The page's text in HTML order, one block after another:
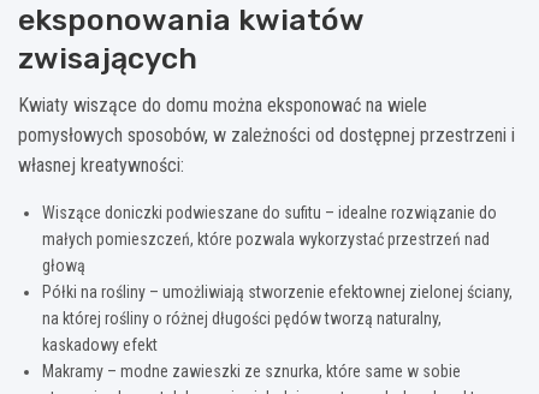
eksponowania kwiatów
zwisających
Kwiaty wiszące do domu można eksponować na wiele
pomysłowych sposobów, w zależności od dostępnej przestrzeni i
własnej kreatywności:
Wiszące doniczki podwieszane do sufitu – idealne rozwiązanie do
małych pomieszczeń, które pozwala wykorzystać przestrzeń nad
głową
Półki na rośliny – umożliwiają stworzenie efektownej zielonej ściany,
na której rośliny o różnej długości pędów tworzą naturalny,
kaskadowy efekt
Makramy – modne zawieszki ze sznurka, które same w sobie